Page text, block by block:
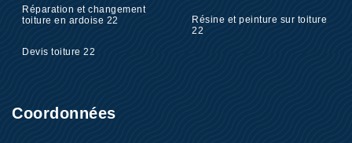
Réparation et changement
toiture en ardoise 22
Devis toiture 22
Résine et peinture sur toiture
22
Coordonnées